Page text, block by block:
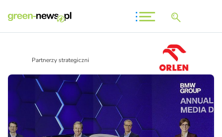
Partnerzy strategiczni